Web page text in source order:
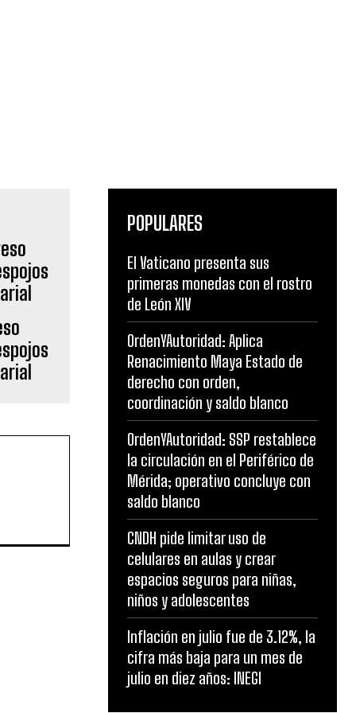
POPULARES
El Vaticano presenta sus
primeras monedas con el rostro
de León XIV
OrdenYAutoridad: Aplica
Renacimiento Maya Estado de
derecho con orden,
coordinación y saldo blanco
OrdenYAutoridad: SSP restablece
la circulación en el Periférico de
Mérida; operativo concluye con
saldo blanco
CNDH pide limitar uso de
celulares en aulas y crear
espacios seguros para niñas,
niños y adolescentes
Inflación en julio fue de 3.12%, la
cifra más baja para un mes de
julio en diez años: INEGI